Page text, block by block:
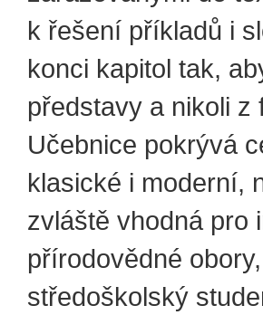
k řešení příkladů i
konci kapitol tak,
představy a nikoli
Učebnice pokrývá
klasické i moderní,
zvláště vhodná pro
přírodovědné
středoškolský